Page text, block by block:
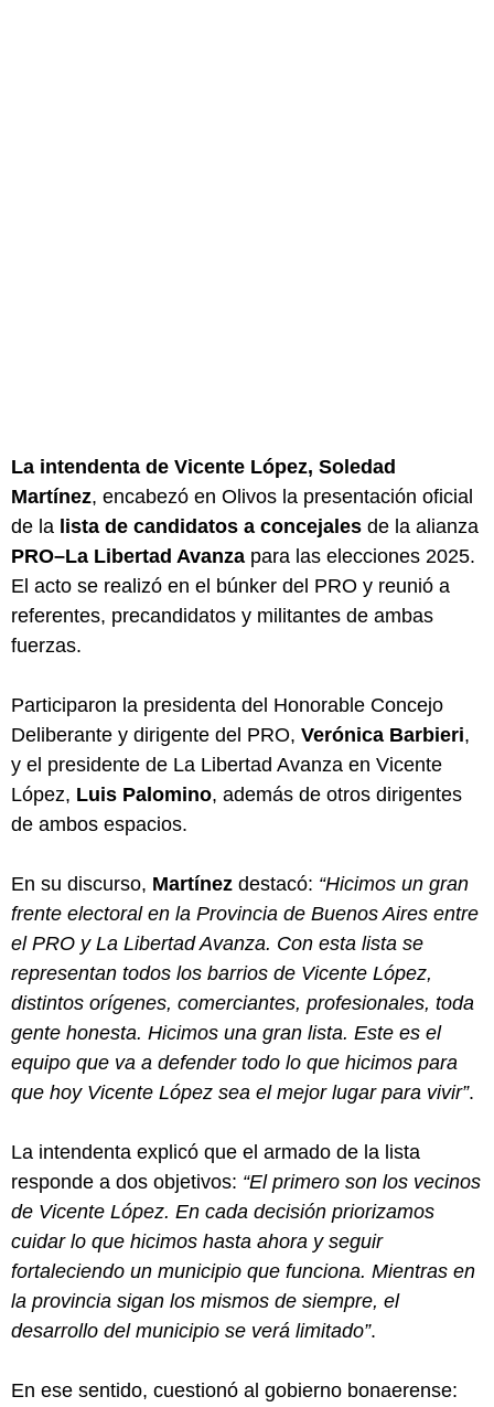
La intendenta de Vicente López, Soledad
Martínez, encabezó en Olivos la presentación oficial
de la lista de candidatos a concejales de la alianza
PRO–La Libertad Avanza para las elecciones 2025.
El acto se realizó en el búnker del PRO y reunió a
referentes, precandidatos y militantes de ambas
fuerzas.
Participaron la presidenta del Honorable Concejo
Deliberante y dirigente del PRO, Verónica Barbieri,
y el presidente de La Libertad Avanza en Vicente
López, Luis Palomino, además de otros dirigentes
de ambos espacios.
En su discurso, Martínez destacó: “Hicimos un gran
frente electoral en la Provincia de Buenos Aires entre
el PRO y La Libertad Avanza. Con esta lista se
representan todos los barrios de Vicente López,
distintos orígenes, comerciantes, profesionales, toda
gente honesta. Hicimos una gran lista. Este es el
equipo que va a defender todo lo que hicimos para
que hoy Vicente López sea el mejor lugar para vivir”.
La intendenta explicó que el armado de la lista
responde a dos objetivos: “El primero son los vecinos
de Vicente López. En cada decisión priorizamos
cuidar lo que hicimos hasta ahora y seguir
fortaleciendo un municipio que funciona. Mientras en
la provincia sigan los mismos de siempre, el
desarrollo del municipio se verá limitado”.
En ese sentido, cuestionó al gobierno bonaerense: